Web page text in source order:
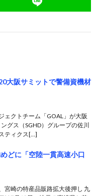
大阪サミットで警備資機材
ェクトチーム「GOAL」が大阪
グス（SGHD）グループの佐川
ティクス[…]
どに「空陸一貫高速小口
宮崎の特産品販路拡大後押し 九